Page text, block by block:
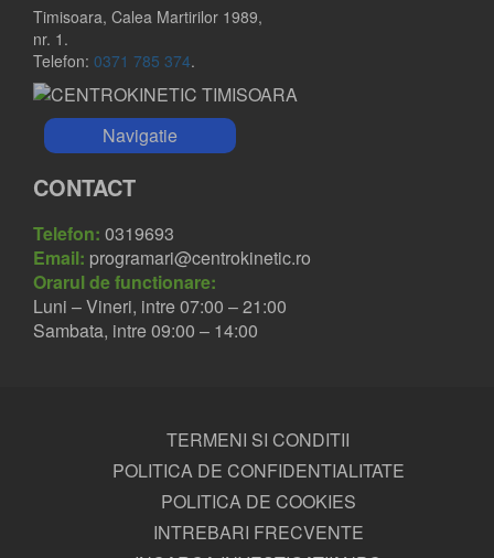
Timisoara, Calea Martirilor 1989,
nr. 1.
Telefon: 0371 785 374.
Navigatie
CONTACT
Telefon: 0319693
Email: programari@centrokinetic.ro
Orarul de functionare:
Luni – Vineri, intre 07:00 – 21:00
Sambata, intre 09:00 – 14:00
TERMENI SI CONDITII
POLITICA DE CONFIDENTIALITATE
POLITICA DE COOKIES
INTREBARI FRECVENTE